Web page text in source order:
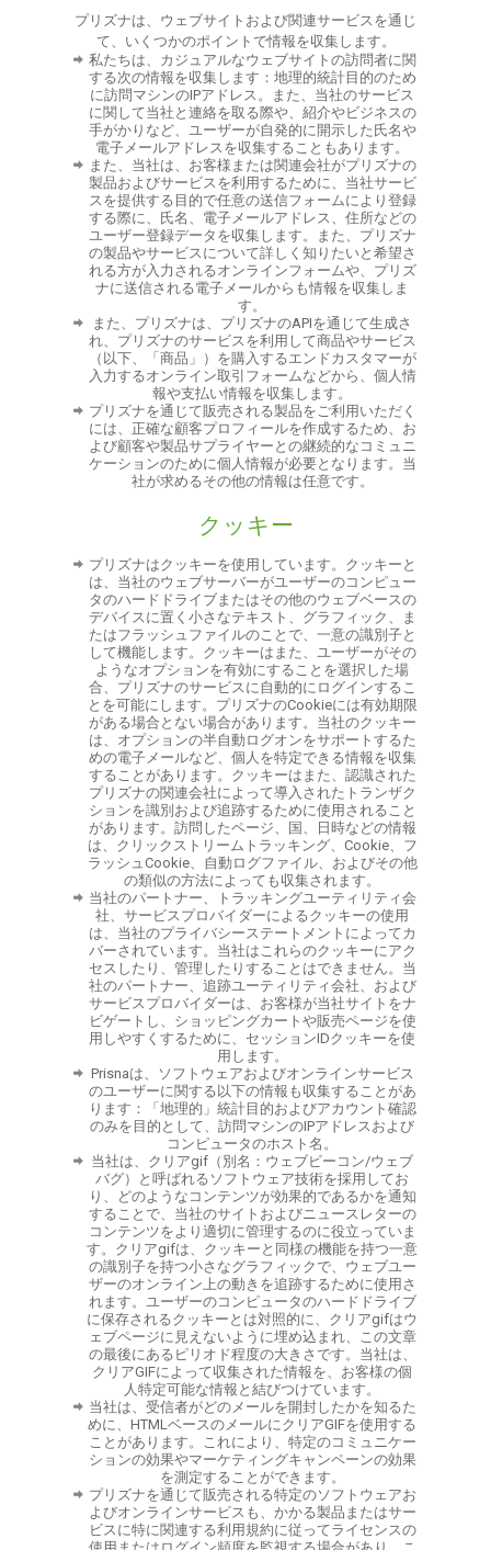
プリズナは、ウェブサイトおよび関連サービスを通じ
て、いくつかのポイントで情報を収集します。
私たちは、カジュアルなウェブサイトの訪問者に関
する次の情報を収集します：地理的統計目的のため
に訪問マシンのIPアドレス。また、当社のサービス
に関して当社と連絡を取る際や、紹介やビジネスの
手がかりなど、ユーザーが自発的に開示した氏名や
電子メールアドレスを収集することもあります。
また、当社は、お客様または関連会社がプリズナの
製品およびサービスを利用するために、当社サービ
スを提供する目的で任意の送信フォームにより登録
する際に、氏名、電子メールアドレス、住所などの
ユーザー登録データを収集します。また、プリズナ
の製品やサービスについて詳しく知りたいと希望さ
れる方が入力されるオンラインフォームや、プリズ
ナに送信される電子メールからも情報を収集しま
す。
また、プリズナは、プリズナのAPIを通じて生成さ
れ、プリズナのサービスを利用して商品やサービス
（以下、「商品」）を購入するエンドカスタマーが
入力するオンライン取引フォームなどから、個人情
報や支払い情報を収集します。
プリズナを通じて販売される製品をご利用いただく
には、正確な顧客プロフィールを作成するため、お
よび顧客や製品サプライヤーとの継続的なコミュニ
ケーションのために個人情報が必要となります。当
社が求めるその他の情報は任意です。
クッキー
プリズナはクッキーを使用しています。クッキーと
は、当社のウェブサーバーがユーザーのコンピュー
タのハードドライブまたはその他のウェブベースの
デバイスに置く小さなテキスト、グラフィック、ま
たはフラッシュファイルのことで、一意の識別子と
して機能します。クッキーはまた、ユーザーがその
ようなオプションを有効にすることを選択した場
合、プリズナのサービスに自動的にログインするこ
とを可能にします。プリズナのCookieには有効期限
がある場合とない場合があります。当社のクッキー
は、オプションの半自動ログオンをサポートするた
めの電子メールなど、個人を特定できる情報を収集
することがあります。クッキーはまた、認識された
プリズナの関連会社によって導入されたトランザク
ションを識別および追跡するために使用されること
があります。訪問したページ、国、日時などの情報
は、クリックストリームトラッキング、Cookie、フ
ラッシュCookie、自動ログファイル、およびその他
の類似の方法によっても収集されます。
当社のパートナー、トラッキングユーティリティ会
社、サービスプロバイダーによるクッキーの使用
は、当社のプライバシーステートメントによってカ
バーされています。当社はこれらのクッキーにアク
セスしたり、管理したりすることはできません。当
社のパートナー、追跡ユーティリティ会社、および
サービスプロバイダーは、お客様が当社サイトをナ
ビゲートし、ショッピングカートや販売ページを使
用しやすくするために、セッションIDクッキーを使
用します。
Prisnaは、ソフトウェアおよびオンラインサービス
のユーザーに関する以下の情報も収集することがあ
ります：「地理的」統計目的およびアカウント確認
のみを目的として、訪問マシンのIPアドレスおよび
コンピュータのホスト名。
当社は、クリアgif（別名：ウェブビーコン/ウェブ
バグ）と呼ばれるソフトウェア技術を採用してお
り、どのようなコンテンツが効果的であるかを通知
することで、当社のサイトおよびニュースレターの
コンテンツをより適切に管理するのに役立っていま
す。クリアgifは、クッキーと同様の機能を持つ一意
の識別子を持つ小さなグラフィックで、ウェブユー
ザーのオンライン上の動きを追跡するために使用さ
れます。ユーザーのコンピュータのハードドライブ
に保存されるクッキーとは対照的に、クリアgifはウ
ェブページに見えないように埋め込まれ、この文章
の最後にあるピリオド程度の大きさです。当社は、
クリアGIFによって収集された情報を、お客様の個
人特定可能な情報と結びつけています。
当社は、受信者がどのメールを開封したかを知るた
めに、HTMLベースのメールにクリアGIFを使用する
ことがあります。これにより、特定のコミュニケー
ションの効果やマーケティングキャンペーンの効果
を測定することができます。
プリズナを通じて販売される特定のソフトウェアお
よびオンラインサービスも、かかる製品またはサー
ビスに特に関連する利用規約に従ってライセンスの